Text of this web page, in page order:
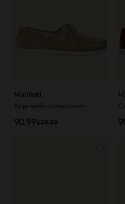
Manfield
Beige suède bootschoenen
129.99
90.99